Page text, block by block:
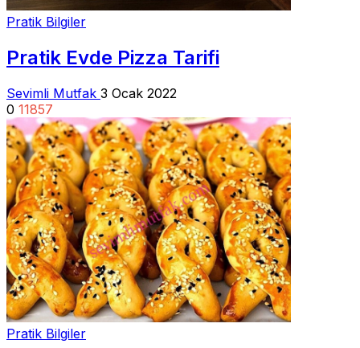
Pratik Bilgiler
Pratik Evde Pizza Tarifi
Sevimli Mutfak 3 Ocak 2022
0 11857
Pratik Bilgiler